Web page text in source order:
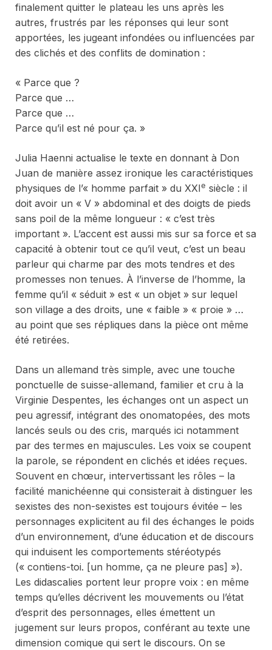
finalement quitter le plateau les uns après les
autres, frustrés par les réponses qui leur sont
apportées, les jugeant infondées ou influencées par
des clichés et des conflits de domination :
« Parce que ?
Parce que …
Parce que …
Parce qu’il est né pour ça. »
Julia Haenni actualise le texte en donnant à Don
Juan de manière assez ironique les caractéristiques
physiques de l’« homme parfait » du XXIe siècle : il
doit avoir un « V » abdominal et des doigts de pieds
sans poil de la même longueur : « c’est très
important ». L’accent est aussi mis sur sa force et sa
capacité à obtenir tout ce qu’il veut, c’est un beau
parleur qui charme par des mots tendres et des
promesses non tenues. À l’inverse de l’homme, la
femme qu’il « séduit » est « un objet » sur lequel
son village a des droits, une « faible » « proie » …
au point que ses répliques dans la pièce ont même
été retirées.
Dans un allemand très simple, avec une touche
ponctuelle de suisse-allemand, familier et cru à la
Virginie Despentes, les échanges ont un aspect un
peu agressif, intégrant des onomatopées, des mots
lancés seuls ou des cris, marqués ici notamment
par des termes en majuscules. Les voix se coupent
la parole, se répondent en clichés et idées reçues.
Souvent en chœur, intervertissant les rôles – la
facilité manichéenne qui consisterait à distinguer les
sexistes des non-sexistes est toujours évitée – les
personnages explicitent au fil des échanges le poids
d’un environnement, d’une éducation et de discours
qui induisent les comportements stéréotypés
(« contiens-toi. [un homme, ça ne pleure pas] »).
Les didascalies portent leur propre voix : en même
temps qu’elles décrivent les mouvements ou l’état
d’esprit des personnages, elles émettent un
jugement sur leurs propos, conférant au texte une
dimension comique qui sert le discours. On se